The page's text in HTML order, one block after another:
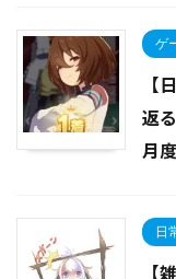
ゲ
【
返
月度
日
【